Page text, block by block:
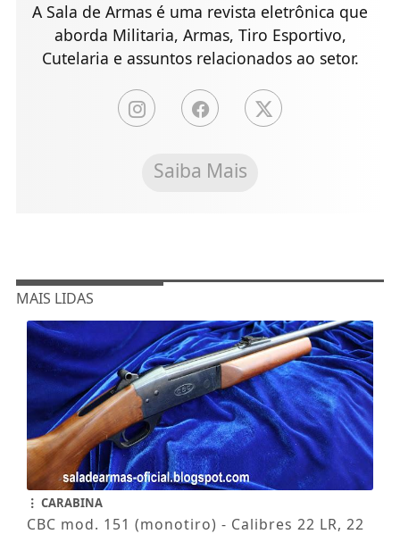
A Sala de Armas é uma revista eletrônica que
aborda Militaria, Armas, Tiro Esportivo,
Cutelaria e assuntos relacionados ao setor.
Saiba Mais
MAIS LIDAS
CARABINA
CBC mod. 151 (monotiro) - Calibres 22 LR, 22